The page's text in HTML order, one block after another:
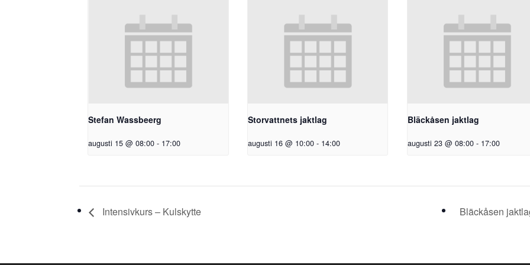
Stefan Wassbeerg
augusti 15 @ 08:00 - 17:00
Storvattnets jaktlag
augusti 16 @ 10:00 - 14:00
Bläckåsen jaktlag
augusti 23 @ 08:00 - 17:00
Intensivkurs – Kulskytte Bläckåsen